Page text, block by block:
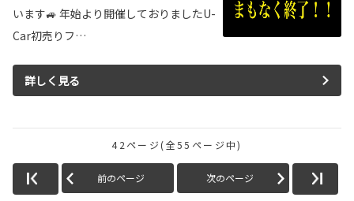
います🚙 年始より開催しておりましたU-
Car初売りフ…
詳しく見る
42ページ(全55ページ中)
前のページ 次のページ